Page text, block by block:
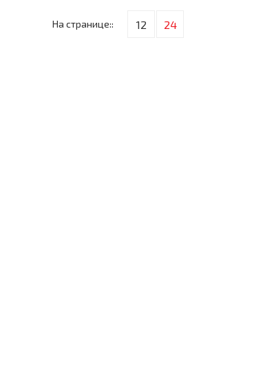
На странице:: 12 24